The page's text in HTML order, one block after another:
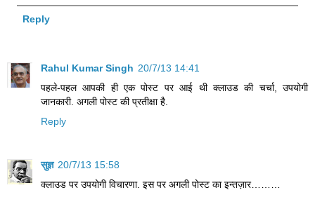
Reply
Rahul Kumar Singh 20/7/13 14:41
पहले-पहल आपकी ही एक पोस्‍ट पर आई थी क्‍लाउड की चर्चा, उपयोगी
जानकारी. अगली पोस्‍ट की प्रतीक्षा है.
Reply
सुज्ञ 20/7/13 15:58
क्‍लाउड पर उपयोगी विचारणा. इस पर अगली पोस्‍ट का इन्तज़ार………